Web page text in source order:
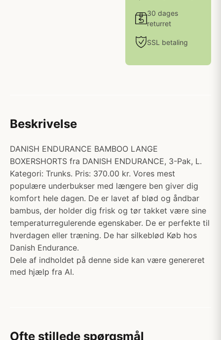
30 dages
returret
SSL betaling
Beskrivelse
DANISH ENDURANCE BAMBOO LANGE
BOXERSHORTS fra DANISH ENDURANCE, 3-Pak, L.
Kategori: Trunks. Pris: 370.00 kr. Vores mest
populære underbukser med længere ben giver dig
komfort hele dagen. De er lavet af blød og åndbar
bambus, der holder dig frisk og tør takket være sine
temperaturregulerende egenskaber. De er perfekte til
hverdagen eller træning. De har silkeblød Køb hos
Danish Endurance.
Dele af indholdet på denne side kan være genereret
med hjælp fra AI.
Ofte stillede spørgsmål